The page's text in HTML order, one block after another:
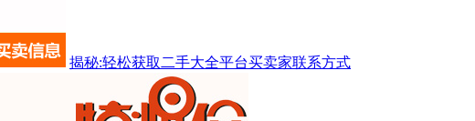
揭秘:轻松获取二手大全平台买卖家联系方式